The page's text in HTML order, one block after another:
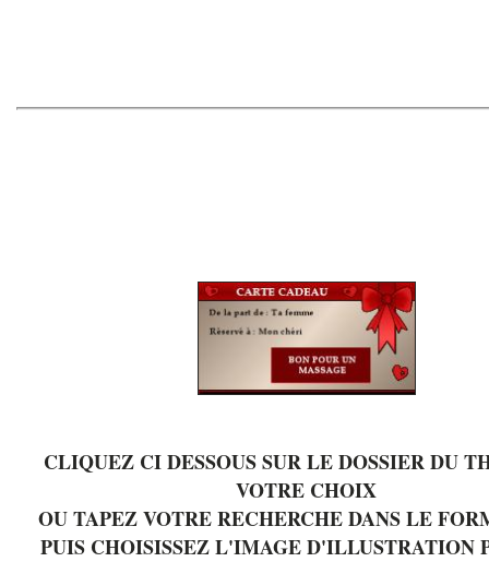
CLIQUEZ CI DESSOUS SUR LE DOSSIER DU
VOTRE CHOIX
OU TAPEZ VOTRE RECHERCHE DANS LE
PUIS CHOISISSEZ L'IMAGE D'ILLUSTRATION